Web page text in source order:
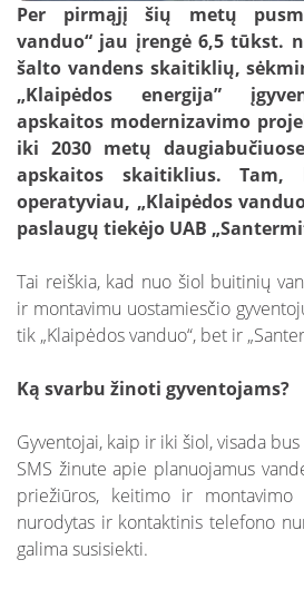
Per pirmąjį šių metų
vanduo“ jau įrengė 6,5 tūkst.
šalto vandens skaitiklių,
„Klaipėdos energija”
apskaitos modernizavimo
iki 2030 metų
apskaitos skaitiklius.
operatyviau, „Klaipėdos
paslaugų tiekėjo UAB
Tai reiškia, kad nuo šiol buitinių
ir montavimu uostamiesčio
tik „Klaipėdos vanduo“, bet ir
Ką svarbu žinoti gyventojams?
Gyventojai, kaip ir iki šiol, visada
SMS žinute apie planuojamus
priežiūros, keitimo ir
nurodytas ir kontaktinis telefono
galima susisiekti.